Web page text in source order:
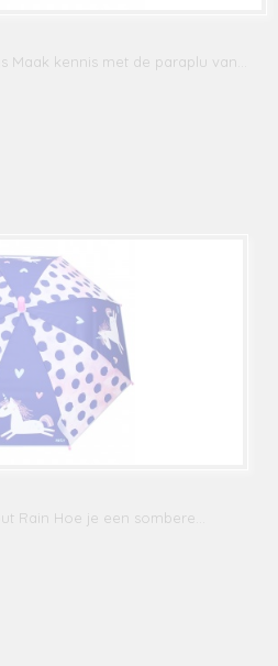
Maak kennis met de paraplu van…
Rain Hoe je een sombere…